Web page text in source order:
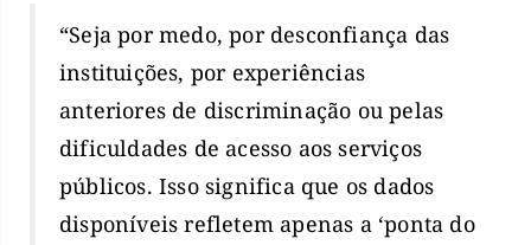
“Seja por medo, por desconfiança das
instituições, por experiências
anteriores de discriminação ou pelas
dificuldades de acesso aos serviços
públicos. Isso significa que os dados
disponíveis refletem apenas a ‘ponta do